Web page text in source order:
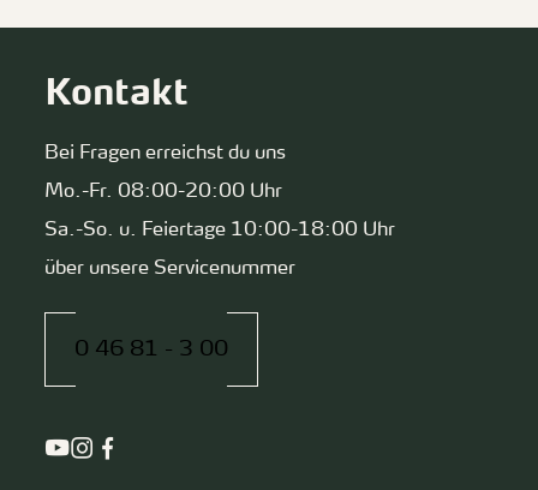
Kontakt
Bei Fragen erreichst du uns
Mo.-Fr. 08:00-20:00 Uhr
Sa.-So. u. Feiertage 10:00-18:00 Uhr
über unsere Servicenummer
0 46 81 - 3 00